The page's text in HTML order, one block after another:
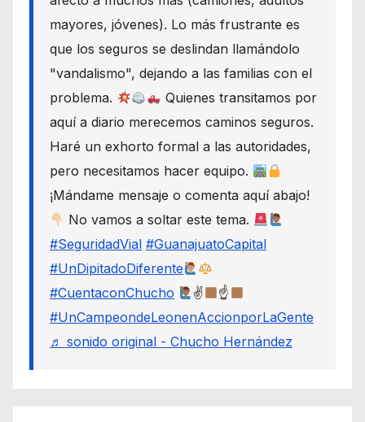
mayores, jóvenes). Lo más frustrante es
que los seguros se deslindan llamándolo
"vandalismo", dejando a las familias con el
problema.
Quienes transitamos por
aquí a diario merecemos caminos seguros.
Haré un exhorto formal a las autoridades,
pero necesitamos hacer equipo.
¡Mándame mensaje o comenta aquí abajo!
No vamos a soltar este tema.
#SeguridadVial #GuanajuatoCapital
#UnDipitadoDiferente
#CuentaconChucho
✌
☝
#UnCampeondeLeonenAccionporLaGente
♬ sonido original - Chucho Hernández